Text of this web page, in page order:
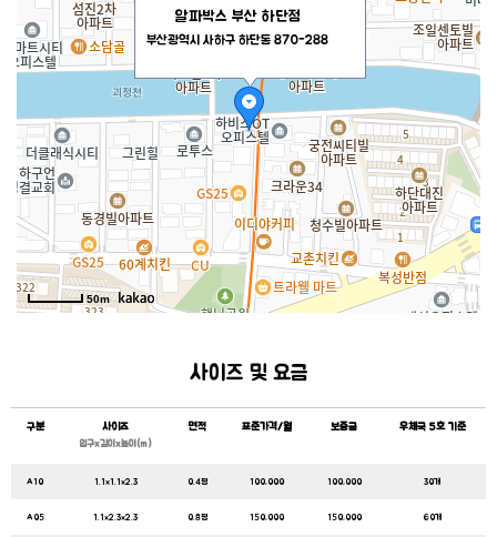
알파박스 부산 하단점
부산광역시 사하구 하단동 870-288
50m
사이즈 및 요금
구분 사이즈
입구x깊이x높이(m)
면적 표준가격/월 보증금 우체국 5호 기준
A10 1.1x1.1x2.3 0.4평 100,000 100,000 30개
A05 1.1x2.3x2.3 0.8평 150,000 150,000 60개